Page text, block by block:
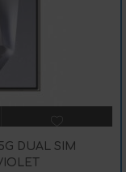
DUAL SIM